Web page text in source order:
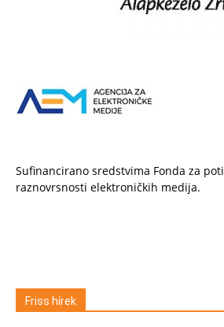
Sufinancirano sredstvima Fonda za
raznovrsnosti elektroničkih medija.
Friss hírek